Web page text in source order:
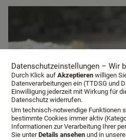
Datenschutzeinstellungen – Wir
Durch Klick aufAkzeptieren willigen
Datenverarbeitungen ein (TTDSG und
Einwilligung jederzeit mit Wirkung für
Datenschutz widerrufen.
Um technisch-notwendige Funktionen
bestimmte Cookies immer aktiv
Informationen zur Verarbeitung Ihrer
Sie unterDetails ansehen und in